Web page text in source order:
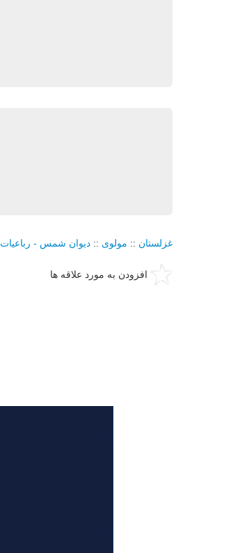
غزلستان :: مولوی :: دیوان شمس - رباعیات
افزودن به مورد علاقه ها